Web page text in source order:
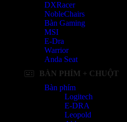
DXRacer
NobleChairs
Bàn Gaming
MSI
E-Dra
Warrior
Anda Seat
BÀN PHÍM + CHUỘT
Bàn phím
Logitech
E-DRA
Leopold